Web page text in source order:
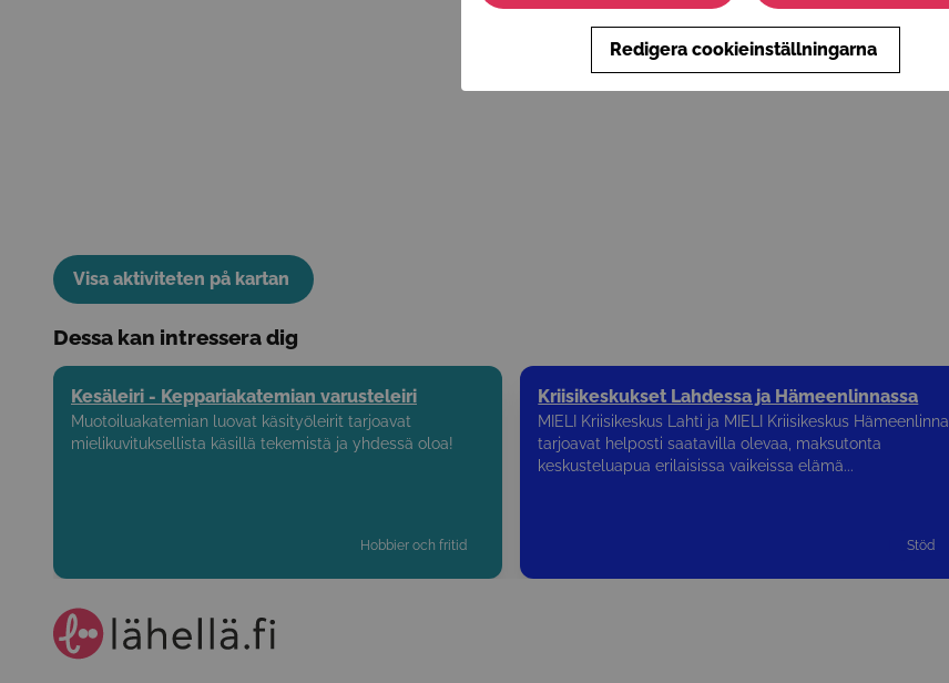
Visa aktiviteten på kartan
Dessa kan intressera dig
Kesäleiri - Keppariakatemian varusteleiri
Muotoiluakatemian luovat käsityöleirit tarjoavat
mielikuvituksellista käsillä tekemistä ja yhdessä oloa!
Hobbier och fritid
Kriisikeskukset Lahdessa ja Hämeenlinnassa
MIELI Kriisikeskus Lahti ja MIELI Kriisikeskus Hämeenlinna
tarjoavat helposti saatavilla olevaa, maksutonta
keskusteluapua erilaisissa vaikeissa elämä...
Stöd
Redigera cookieinställningarna